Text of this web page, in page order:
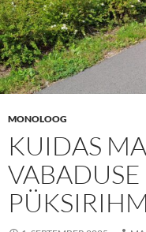
MONOLOOG
KUIDAS